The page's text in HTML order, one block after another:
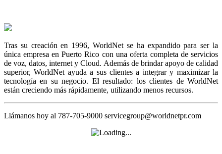
Tras su creación en 1996, WorldNet se ha expandido para ser la
única empresa en Puerto Rico con una oferta completa de servicios
de voz, datos, internet y Cloud. Además de brindar apoyo de calidad
superior, WorldNet ayuda a sus clientes a integrar y maximizar la
tecnología en su negocio. El resultado: los clientes de WorldNet
están creciendo más rápidamente, utilizando menos recursos.
Llámanos hoy al 787-705-9000 servicegroup@worldnetpr.com